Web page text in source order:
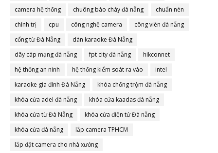
camera hệ thống
chuông báo cháy đà nẵng
chuẩn nén
chính trị
cpu công nghệ camera
công viên đà nẵng
cổng từ Đà Nẵng
dàn karaoke Đà Nẵng
dây cáp mạng đà nẵng
fpt city đà nẵng
hikconnet
hệ thống an ninh
hệ thống kiểm soát ra vào
intel
karaoke gia đình Đà Nẵng
khóa chống trộm đà nẵng
khóa cửa adel đà nẵng
khóa cửa kaadas đà nẵng
khóa cửa từ Đà Nẵng
khóa cửa điện tử Đà nẵng
khóa cửa đà nẵng
lắp camera TPHCM
lắp đặt camera cho nhà xưởng